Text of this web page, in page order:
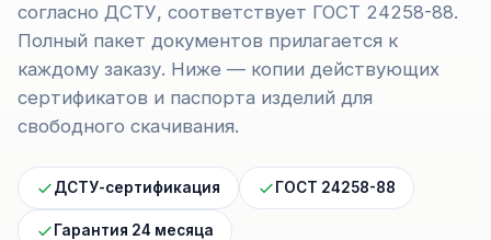
согласно ДСТУ, соответствует ГОСТ 24258-88.
Полный пакет документов прилагается к
каждому заказу. Ниже — копии действующих
сертификатов и паспорта изделий для
свободного скачивания.
ДСТУ-сертификация ГОСТ 24258-88
Гарантия 24 месяца